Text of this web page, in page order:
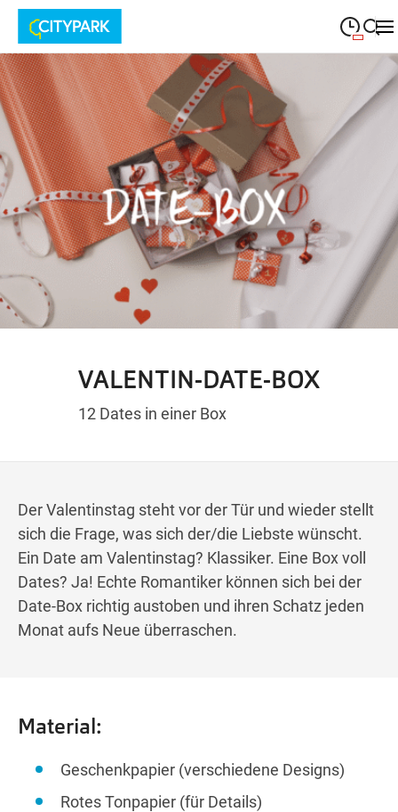
Suche schließen
Montag
MONTAG
Dienstag
DIENSTAG —19:30
Mittwoch
MITTWOCH 09:00
Donnerstag
DONNERSTAG 09:00
FREITAG 09:00 19:30
Samstag
SAMSTAG —18:00
Wegbeschreibung
VALENTIN-DATE-BOX
12 Dates in einer Box
Der Valentinstag steht vor der Tür und wieder stellt
sich die Frage, was sich der/die Liebste wünscht.
Ein Date am Valentinstag? Klassiker. Eine Box voll
Dates? Ja! Echte Romantiker können sich bei der
Date-Box richtig austoben und ihren Schatz jeden
Monat aufs Neue überraschen.
Material:
Geschenkpapier (verschiedene Designs)
Rotes Tonpapier (für Details)